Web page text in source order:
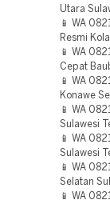
Utara
📱 WA
Resmi
📱 WA
Cepat
📱 WA
Konawe
📱 WA
Sulawesi
📱 WA
Sulawesi
📱 WA
Selatan
📱 WA